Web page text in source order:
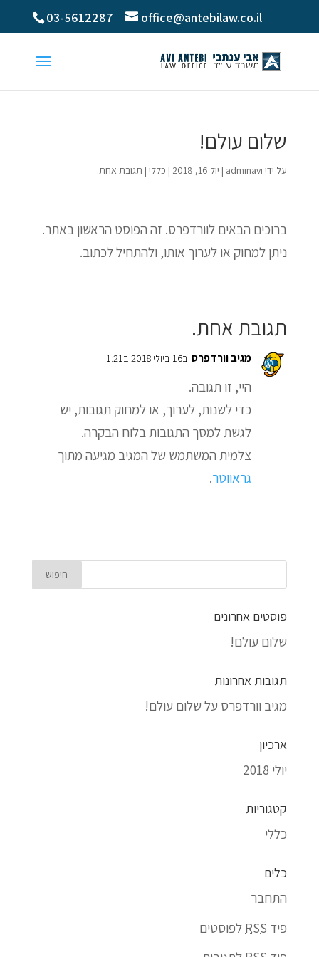
03-5612287 office@antebilaw.co.il
שלום עולם!
על ידי adminavi
| יול 16, 2018 | כללי| תגובת אחת.
ברוכים הבאים לוורדפרס. זה הפוסט הראשון באתר.
ניתן למחוק או לערוך אותו, ולהתחיל לכתוב.
תגובת אחת.
מגיב וורדפרס ב16 ביולי 2018 ב1:21
היי, זו תגובה.
כדי לשנות, לערוך, או למחוק תגובות, יש
לגשת למסך התגובות בלוח הבקרה.
צלמית המשתמש של המגיב מגיעה מתוך
גראווטר.
פוסטים אחרונים
שלום עולם!
תגובות אחרונות
מגיב וורדפרס על שלום עולם!
ארכיון
יולי 2018
קטגוריות
כללי
כלים
התחבר
פיד RSS לפוסטים